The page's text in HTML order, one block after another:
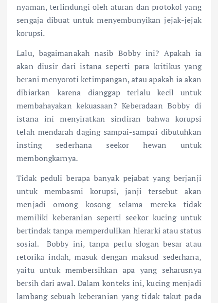
nyaman, terlindungi oleh aturan dan protokol yang
sengaja dibuat untuk menyembunyikan jejak-jejak
korupsi.
Lalu, bagaimanakah nasib Bobby ini? Apakah ia
akan diusir dari istana seperti para kritikus yang
berani menyoroti ketimpangan, atau apakah ia akan
dibiarkan karena dianggap terlalu kecil untuk
membahayakan kekuasaan? Keberadaan Bobby di
istana ini menyiratkan sindiran bahwa korupsi
telah mendarah daging sampai-sampai dibutuhkan
insting sederhana seekor hewan untuk
membongkarnya.
Tidak peduli berapa banyak pejabat yang berjanji
untuk membasmi korupsi, janji tersebut akan
menjadi omong kosong selama mereka tidak
memiliki keberanian seperti seekor kucing untuk
bertindak tanpa memperdulikan hierarki atau status
sosial. Bobby ini, tanpa perlu slogan besar atau
retorika indah, masuk dengan maksud sederhana,
yaitu untuk membersihkan apa yang seharusnya
bersih dari awal. Dalam konteks ini, kucing menjadi
lambang sebuah keberanian yang tidak takut pada